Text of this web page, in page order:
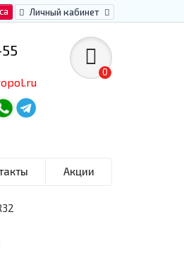
Личный кабинет
0
Акции